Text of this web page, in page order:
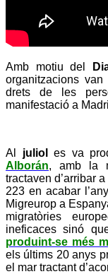
Amb motiu del
organitzacions
drets de les
manifestació a
Al juliol es va
Alborán, amb la
tractaven d’arribar
223 en acabar l’any
Migreurop a
migratòries
ineficaces sinó
produint-se més
els últims 20 anys
el mar tractant